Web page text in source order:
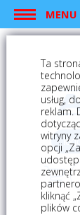
MENU
Ta
usług,
reklam.
witryny
opcji
kliknąć
plików